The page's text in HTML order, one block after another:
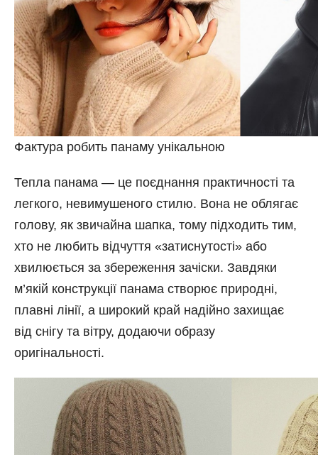
Фактура робить панаму унікальною
Тепла панама — це поєднання практичності та
легкого, невимушеного стилю. Вона не облягає
голову, як звичайна шапка, тому підходить тим,
хто не любить відчуття «затиснутості» або
хвилюється за збереження зачіски. Завдяки
м’якій конструкції панама створює природні,
плавні лінії, а широкий край надійно захищає
від снігу та вітру, додаючи образу
оригінальності.